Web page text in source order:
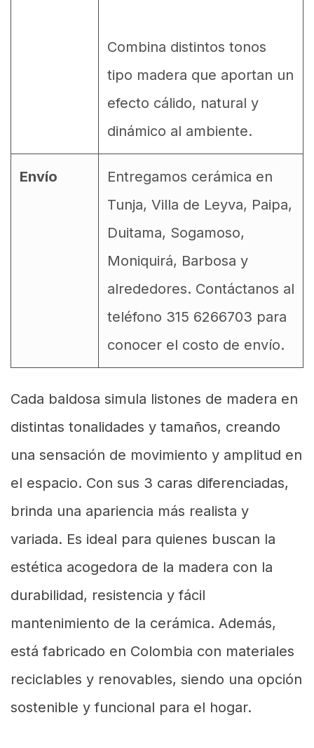
Combina distintos tonos
tipo madera que aportan un
efecto cálido, natural y
dinámico al ambiente.
Envío
Entregamos cerámica en
Tunja, Villa de Leyva, Paipa,
Duitama, Sogamoso,
Moniquirá, Barbosa y
alrededores. Contáctanos al
teléfono 315 6266703 para
conocer el costo de envío.
Cada baldosa simula listones de madera en
distintas tonalidades y tamaños, creando
una sensación de movimiento y amplitud en
el espacio. Con sus 3 caras diferenciadas,
brinda una apariencia más realista y
variada. Es ideal para quienes buscan la
estética acogedora de la madera con la
durabilidad, resistencia y fácil
mantenimiento de la cerámica. Además,
está fabricado en Colombia con materiales
reciclables y renovables, siendo una opción
sostenible y funcional para el hogar.